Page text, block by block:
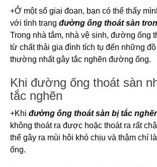
+Ở một số giai đoạn, bạn có thể thấy
với tình trạng đường ống thoát sàn
Trong nhà tắm, nhà vệ sinh, đường ống
từ chất thải gia đình tích tụ đến những
thường nhất gây tắc nghẽn đường ống.
Khi đường ống thoát sàn
tắc nghẽn
+Khi đường ống thoát sàn bị tắc
không thoát ra được hoặc thoát ra rất
thể gây ra mùi hôi khó chịu và thậm chí
ống.